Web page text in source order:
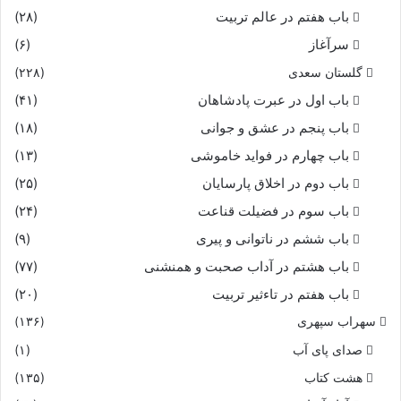
بدو گفت موبد که با ساوه شاه
سزد گر نشوریم با این سپاه‏
مگر مردمى جویى و راستى
بدور افگنى کژّى و کاستى‏
رهانى سر کهتران را ز بد
چنان کز ره پادشاهان سزد
شنیدستى آن داستان بزرگ
باب هفتم در عالم تربیت
(۲۸)
سرآغاز
(۶)
گلستان سعدی (۲۲۸)
باب اول در عبرت پادشاهان
(۴۱)
باب پنجم در عشق و جوانى
(۱۸)
باب چهارم در فواید خاموشى
(۱۳)
باب دوم در اخلاق پارسایان
(۲۵)
باب سوم در فضیلت قناعت
(۲۴)
باب ششم در ناتوانى و پیرى
(۹)
باب هشتم در آداب صحبت و همنشنى
(۷۷)
باب هفتم در تاءثیر تربیت
(۲۰)
سهراب سپهری (۱۳۶)
صدای پای آب
(۱)
هشت کتاب
(۱۳۵)